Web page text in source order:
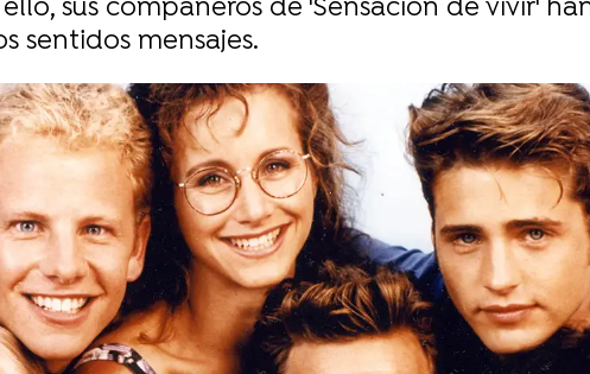
sus compañeros de 'Sensación de vivir'
sentidos mensajes.